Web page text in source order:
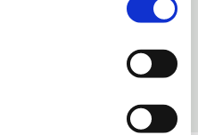
kakorna används och
och behandlar
om vanlig
här.